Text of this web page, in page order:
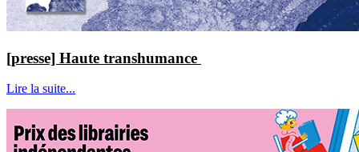
[presse] Haute transhumance
Lire la suite...